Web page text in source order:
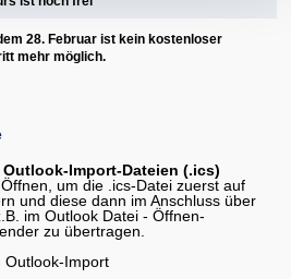
28. Februar ist kein kostenloser
mehr möglich.
Import-Dateien (.ics)
um die .ics-Datei zuerst auf
und diese dann im Anschluss über
im Outlook Datei - Öffnen-
zu übertragen.
Outlook-Import